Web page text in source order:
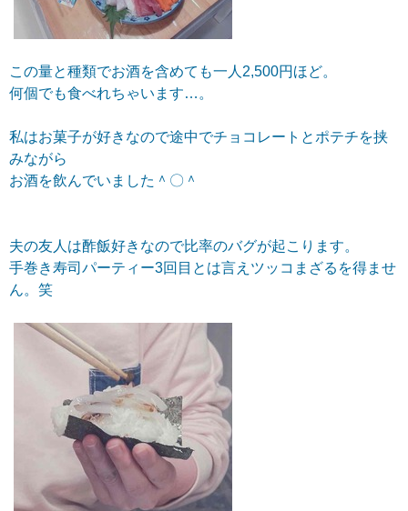
この量と種類でお酒を含めても一人2,500円ほど。
何個でも食べれちゃいます…。
私はお菓子が好きなので途中でチョコレートとポテチを挟
みながら
お酒を飲んでいました＾〇＾
夫の友人は酢飯好きなので比率のバグが起こります。
手巻き寿司パーティー3回目とは言えツッコまざるを得ませ
ん。笑